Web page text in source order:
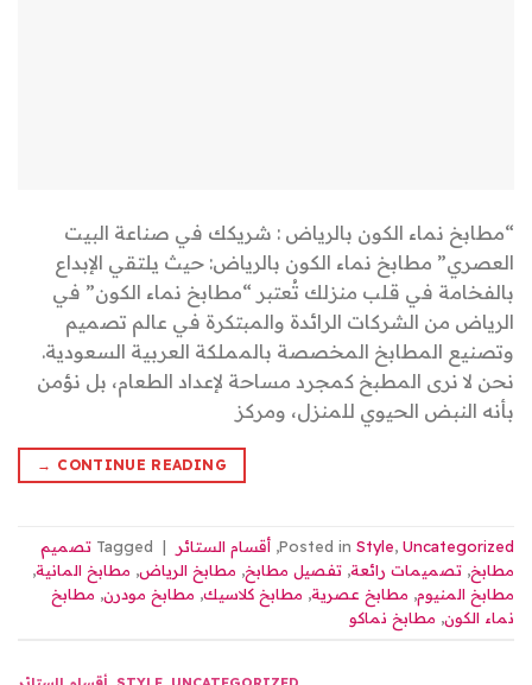
“مطابخ نماء الكون بالرياض : شريكك في صناعة البيت
العصري” مطابخ نماء الكون بالرياض: حيث يلتقي الإبداع
بالفخامة في قلب منزلك تُعتبر “مطابخ نماء الكون” في
الرياض من الشركات الرائدة والمبتكرة في عالم تصميم
وتصنيع المطابخ المخصصة بالمملكة العربية السعودية.
نحن لا نرى المطبخ كمجرد مساحة لإعداد الطعام، بل نؤمن
بأنه النبض الحيوي للمنزل، ومركز
CONTINUE READING
→
Posted in Style, Uncategorized
, أقسام الستائر |
Tagged تصميم
مطابخ, تصميمات رائعة, تفصيل مطابخ, مطابخ الرياض, مطابخ المانية,
مطابخ المنيوم, مطابخ عصرية, مطابخ كلاسيك, مطابخ مودرن, مطابخ
نماء الكون, مطابخ نماكو